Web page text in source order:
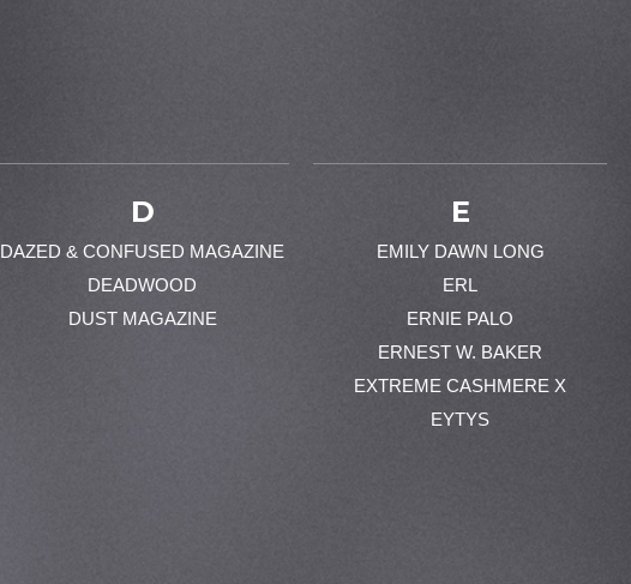
D
DAZED & CONFUSED MAGAZINE
DEADWOOD
DUST MAGAZINE
E
EMILY DAWN LONG
ERL
ERNIE PALO
ERNEST W. BAKER
EXTREME CASHMERE X
EYTYS